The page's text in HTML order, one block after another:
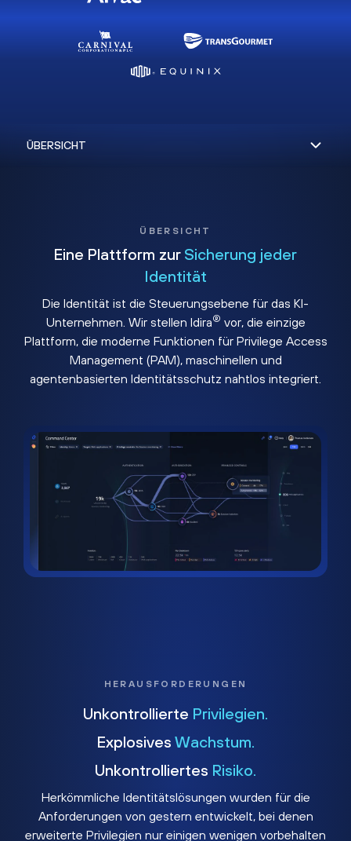
ÜBERSICHT
Eine Plattform zur Sicherung jeder
Identität
Die Identität ist die Steuerungsebene für das KI-
Unternehmen. Wir stellen Idira® vor, die einzige
Plattform, die moderne Funktionen für Privilege Access
Management (PAM), maschinellen und
agentenbasierten Identitätsschutz nahtlos integriert.
HERAUSFORDERUNGEN
Unkontrollierte Privilegien.
Explosives Wachstum.
Unkontrolliertes Risiko.
Herkömmliche Identitätslösungen wurden für die
Anforderungen von gestern entwickelt, bei denen
erweiterte Privilegien nur einigen wenigen vorbehalten